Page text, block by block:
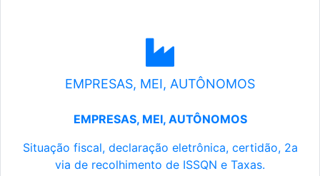
EMPRESAS, MEI, AUTÔNOMOS
EMPRESAS, MEI, AUTÔNOMOS
Situação fiscal, declaração eletrônica, certidão, 2a
via de recolhimento de ISSQN e Taxas.